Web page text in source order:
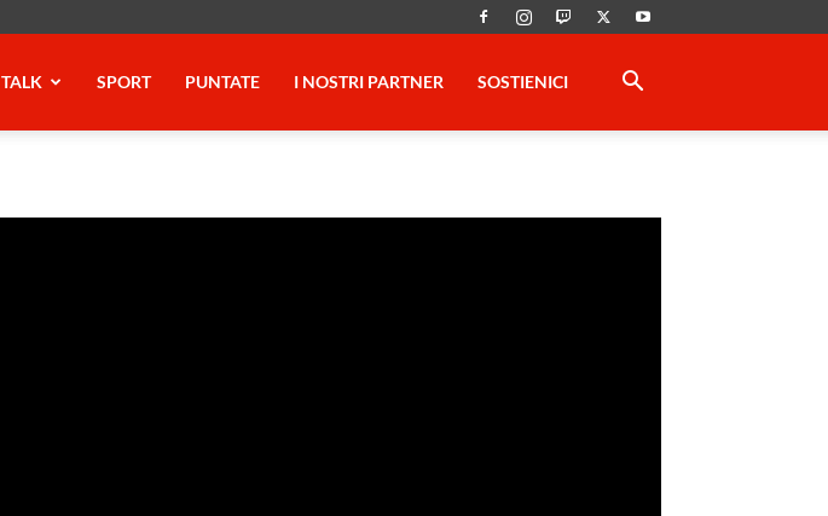
TALK SPORT PUNTATE I NOSTRI PARTNER SOSTIENICI